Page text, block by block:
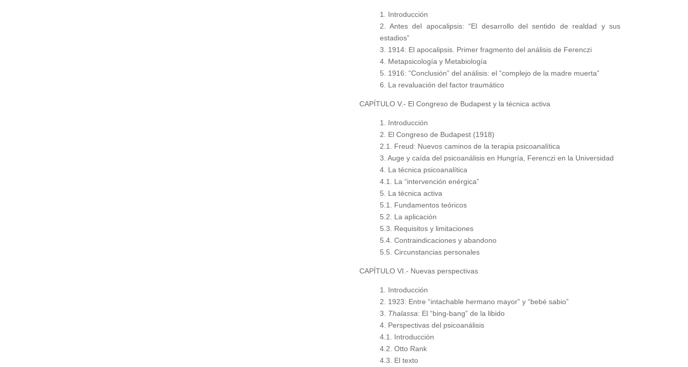
1. Introducción
2. Antes del apocalipsis: “El desarrollo del sentido de realdad y sus
estadios”
3. 1914: El apocalipsis. Primer fragmento del análisis de Ferenczi
4. Metapsicología y Metabiología
5. 1916: “Conclusión” del análisis: el “complejo de la madre muerta”
6. La revaluación del factor traumático
CAPÍTULO V.- El Congreso de Budapest y la técnica activa
1. Introducción
2. El Congreso de Budapest (1918)
2.1. Freud: Nuevos caminos de la terapia psicoanalítica
3. Auge y caída del psicoanálisis en Hungría, Ferenczi en la Universidad
4. La técnica psicoanalítica
4.1. La “intervención enérgica”
5. La técnica activa
5.1. Fundamentos teóricos
5.2. La aplicación
5.3. Requisitos y limitaciones
5.4. Contraindicaciones y abandono
5.5. Circunstancias personales
CAPÍTULO VI.- Nuevas perspectivas
1. Introducción
2. 1923: Entre “intachable hermano mayor” y “bebé sabio”
3. Thalassa: El “bing-bang” de la libido
4. Perspectivas del psicoanálisis
4.1. Introducción
4.2. Otto Rank
4.3. El texto